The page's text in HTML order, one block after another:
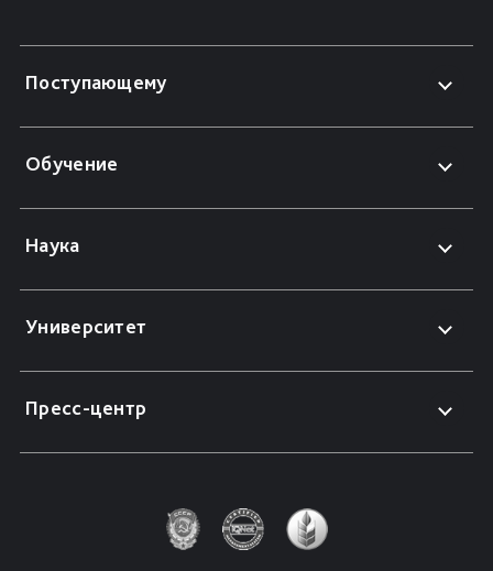
Поступающему
Обучение
Наука
Университет
Пресс-центр